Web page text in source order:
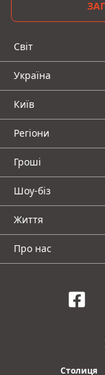
Світ
Україна
Київ
Регіони
Гроші
Шоу-біз
Життя
Про нас
Столиця